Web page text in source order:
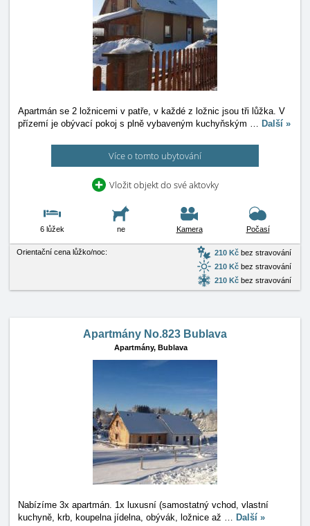
Apartmán se 2 ložnicemi v patře, v každé z ložnic jsou tři lůžka. V
přízemí je obývací pokoj s plně vybaveným kuchyňským … Další »
Více o tomto ubytování
Vložit objekt do své aktovky
6 lůžek ne Kamera Počasí
Orientační cena lůžko/noc: 210 Kč bez stravování
210 Kč bez stravování
210 Kč bez stravování
Apartmány No.823 Bublava
Apartmány, Bublava
Nabízíme 3x apartmán. 1x luxusní (samostatný vchod, vlastní
kuchyně, krb, koupelna jídelna, obývák, ložnice až … Další »